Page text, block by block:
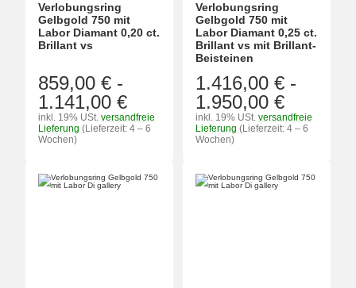
Verlobungsring
Gelbgold 750 mit
Labor Diamant 0,20 ct.
Brillant vs
859,00 € -
1.141,00 €
inkl. 19% USt. versandfreie
Lieferung (Lieferzeit: 4 – 6
Wochen)
Verlobungsring
Gelbgold 750 mit
Labor Diamant 0,25 ct.
Brillant vs mit Brillant-
Beisteinen
1.416,00 € -
1.950,00 €
inkl. 19% USt. versandfreie
Lieferung (Lieferzeit: 4 – 6
Wochen)